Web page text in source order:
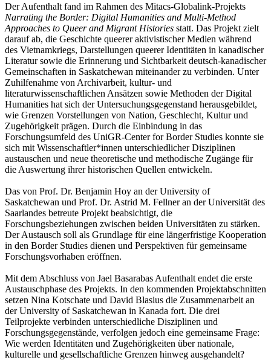
Der Aufenthalt fand im Rahmen des Mitacs-Globalink-Projekts
Narrating the Border: Digital Humanities and Multi-Method
Approaches to Queer and Migrant Histories statt. Das Projekt zielt
darauf ab, die Geschichte queerer aktivistischer Medien während
des Vietnamkriegs, Darstellungen queerer Identitäten in kanadischer
Literatur sowie die Erinnerung und Sichtbarkeit deutsch-kanadischer
Gemeinschaften in Saskatchewan miteinander zu verbinden. Unter
Zuhilfenahme von Archivarbeit, kultur- und
literaturwissenschaftlichen Ansätzen sowie Methoden der Digital
Humanities hat sich der Untersuchungsgegenstand herausgebildet,
wie Grenzen Vorstellungen von Nation, Geschlecht, Kultur und
Zugehörigkeit prägen. Durch die Einbindung in das
Forschungsumfeld des UniGR-Center for Border Studies konnte sie
sich mit Wissenschaftler*innen unterschiedlicher Disziplinen
austauschen und neue theoretische und methodische Zugänge für
die Auswertung ihrer historischen Quellen entwickeln.
Das von Prof. Dr. Benjamin Hoy an der University of
Saskatchewan und Prof. Dr. Astrid M. Fellner an der Universität des
Saarlandes betreute Projekt beabsichtigt, die
Forschungsbeziehungen zwischen beiden Universitäten zu stärken.
Der Austausch soll als Grundlage für eine längerfristige Kooperation
in den Border Studies dienen und Perspektiven für gemeinsame
Forschungsvorhaben eröffnen.
Mit dem Abschluss von Jael Basarabas Aufenthalt endet die erste
Austauschphase des Projekts. In den kommenden Projektabschnitten
setzen Nina Kotschate und David Blasius die Zusammenarbeit an
der University of Saskatchewan in Kanada fort. Die drei
Teilprojekte verbinden unterschiedliche Disziplinen und
Forschungsgegenstände, verfolgen jedoch eine gemeinsame Frage:
Wie werden Identitäten und Zugehörigkeiten über nationale,
kulturelle und gesellschaftliche Grenzen hinweg ausgehandelt?